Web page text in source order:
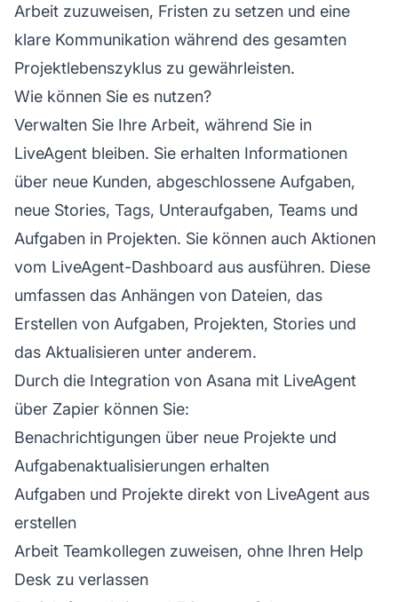
Arbeit zuzuweisen, Fristen zu setzen und eine
klare Kommunikation während des gesamten
Projektlebenszyklus zu gewährleisten.
Wie können Sie es nutzen?
Verwalten Sie Ihre Arbeit, während Sie in
LiveAgent bleiben. Sie erhalten Informationen
über neue Kunden, abgeschlossene Aufgaben,
neue Stories, Tags, Unteraufgaben, Teams und
Aufgaben in Projekten. Sie können auch Aktionen
vom LiveAgent-Dashboard aus ausführen. Diese
umfassen das Anhängen von Dateien, das
Erstellen von Aufgaben, Projekten, Stories und
das Aktualisieren unter anderem.
Durch die Integration von Asana mit LiveAgent
über Zapier können Sie:
Benachrichtigungen über neue Projekte und
Aufgabenaktualisierungen erhalten
Aufgaben und Projekte direkt von LiveAgent aus
erstellen
Arbeit Teamkollegen zuweisen, ohne Ihren Help
Desk zu verlassen